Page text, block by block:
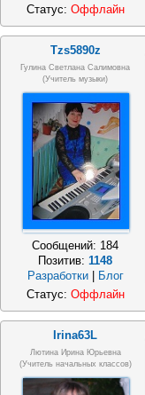
Статус: Оффлайн
Tzs5890z
Гулина Светлана Салимовна
(Учитель музыки)
Сообщений: 184
Позитив:1148
Разработки | Блог
Статус: Оффлайн
Irina63L
Лютина Ирина Юрьевна
(Учитель начальных классов)